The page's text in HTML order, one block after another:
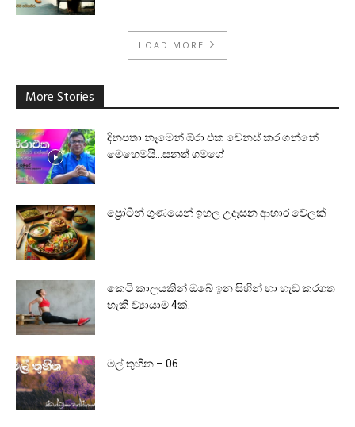
LOAD MORE
More Stories
දිනපතා නෑමෙන් ඕරා එක වෙනස් කර ගන්නේ
මෙහෙමයි…සනත් ගමගේ
ප්‍රෝටීන් ගුණයෙන් ඉහල උදෑසන ආහාර වේලක්
කෙටි කාලයකින් ඔබේ ඉන සිහින් හා හැඩ කරගත
හැකි ව්‍යායාම 4ක්.
මල් තුහින – 06